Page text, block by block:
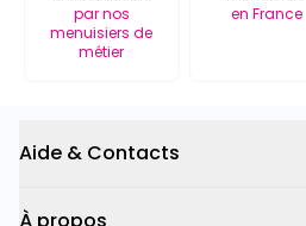
par nos
menuisiers de
métier
en France
Aide & Contacts
À propos